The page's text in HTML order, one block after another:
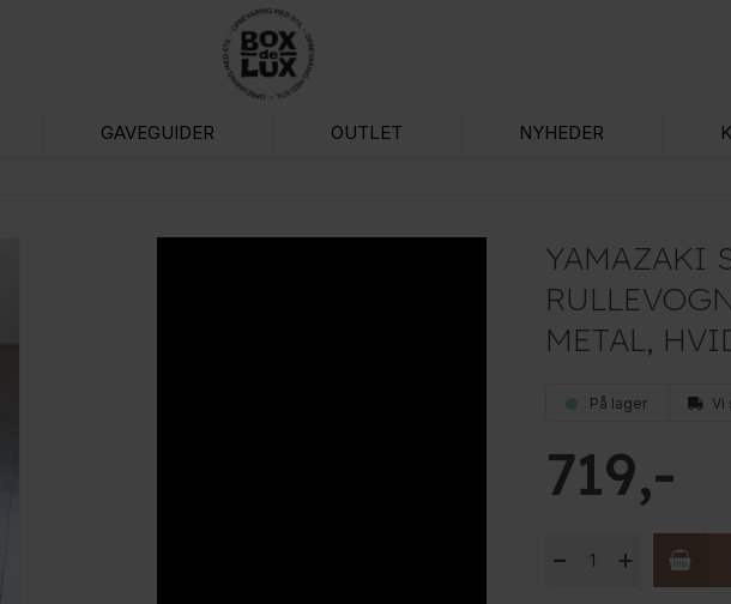
GAVEGUIDER OUTLET NYHEDER
YAMAZAKI
METAL,
På lager Vi
719
+
-